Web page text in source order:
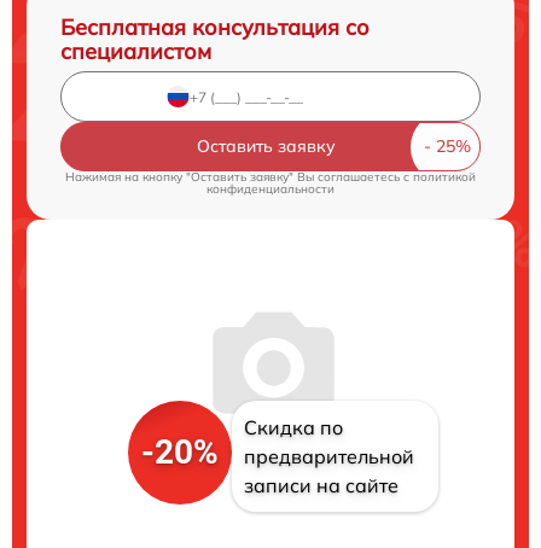
Бесплатная консультация со
специалистом
Оставить заявку
Нажимая на кнопку "Оставить заявку" Вы соглашаетесь c политикой
конфиденциальности
-20%
Скидка по
предварительной
записи на сайте